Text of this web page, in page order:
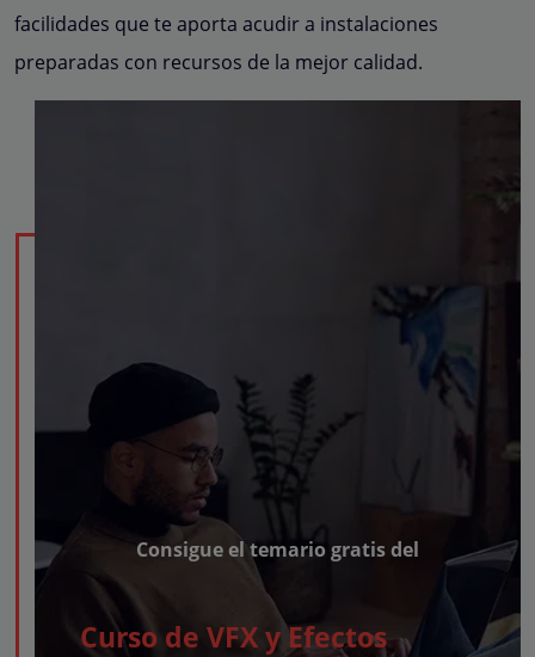
facilidades que te aporta acudir a instalaciones
preparadas con recursos de la mejor calidad.
Consigue el temario gratis del
Curso de VFX y Efectos